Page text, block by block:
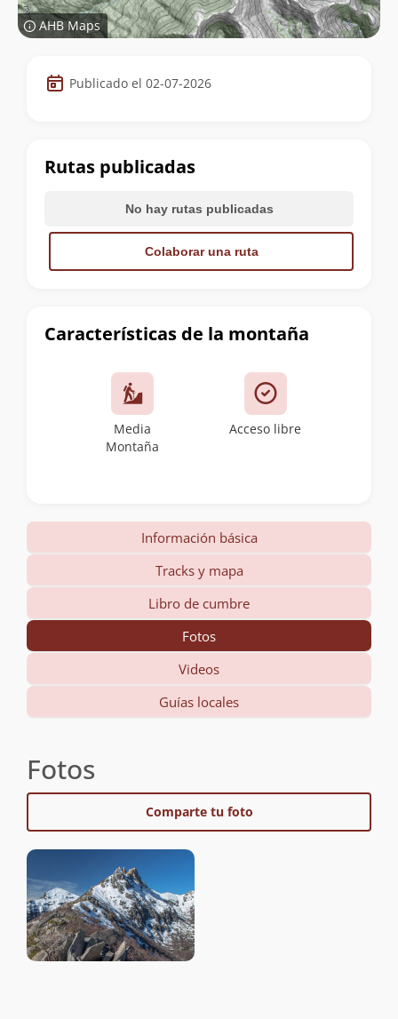
AHB Maps
Datos
de
cumbre
Publicado el 02-07-2026
Características de la montaña
Media
Montaña
Acceso libre
Rutas publicadas
No hay rutas publicadas
Colaborar una ruta
Información básica
Tracks y mapa
Libro de cumbre
Fotos
Videos
Guías locales
Fotos
Comparte tu foto